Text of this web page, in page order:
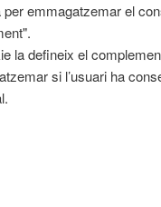
per emmagatzemar el
la defineix el
si l’usuari ha